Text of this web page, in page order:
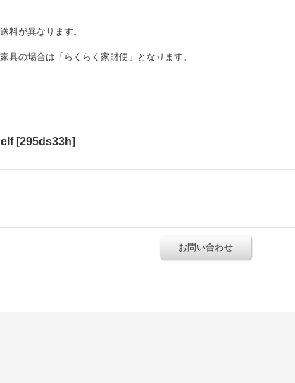
料が異なります。
具の場合は「らくらく家財便」となります。
[295ds33h]
お問い合わせ